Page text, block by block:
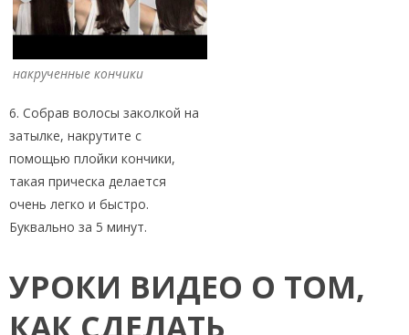
накрученные кончики
6. Собрав волосы заколкой на
затылке, накрутите с
помощью плойки кончики,
такая прическа делается
очень легко и быстро.
Буквально за 5 минут.
УРОКИ ВИДЕО О ТОМ,